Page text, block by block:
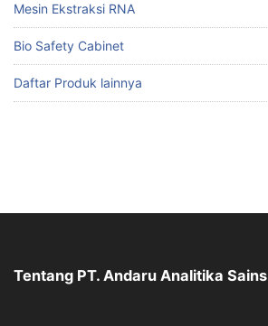
Mesin Ekstraksi RNA
Bio Safety Cabinet
Daftar Produk lainnya
Tentang PT. Andaru Analitika Sains